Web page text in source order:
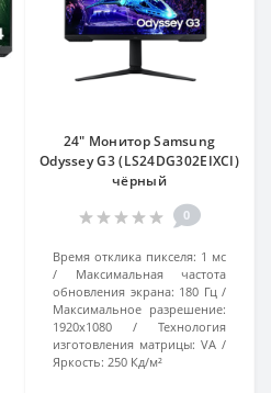
24" Монитор Samsung
Odyssey G3 (LS24DG302EIXCI)
чёрный
0
Время отклика пикселя: 1 мс
Максимальная частота
обновления экрана: 180 Гц
Максимальное разрешение:
1920x1080
Технология
изготовления матрицы: VA
Яркость: 250 Кд/м²